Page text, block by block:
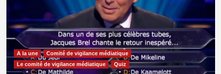
A la une
Comité de vigilance médiatique
Le comité de vigilance médiatique
Quiz